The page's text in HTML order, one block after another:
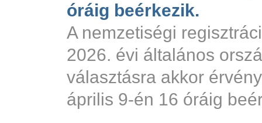
óráig beérkezik.
A nemzetiségi
2026. évi általános
választásra akkor
április 9-én 16 óráig